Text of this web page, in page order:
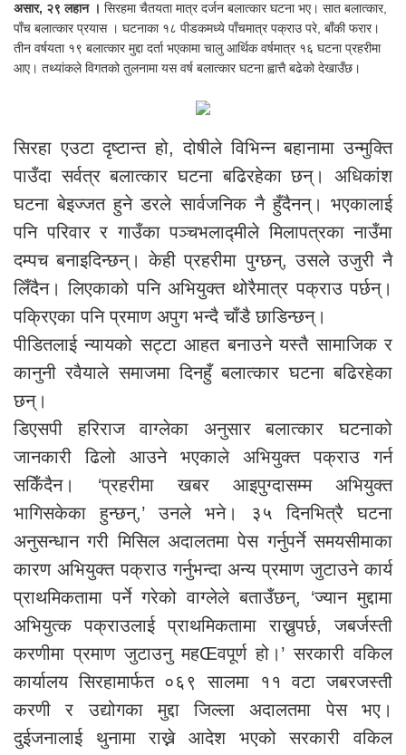
असार, २९ लहान । सिरहमा चैतयता मात्र दर्जन बलात्कार घटना भए। सात बलात्कार,
पाँच बलात्कार प्रयास । घटनाका १८ पीडकमध्ये पाँचमात्र पक्राउ परे, बाँकी फरार।
तीन वर्षयता १९ बलात्कार मुद्दा दर्ता भएकामा चालु आर्थिक वर्षमात्र १६ घटना प्रहरीमा
आए। तथ्यांकले विगतको तुलनामा यस वर्ष बलात्कार घटना ह्वात्तै बढेको देखाउँछ।
सिरहा एउटा दृष्टान्त हो, दोषीले विभिन्न बहानामा उन्मुक्ति
पाउँदा सर्वत्र बलात्कार घटना बढिरहेका छन्। अधिकांश
घटना बेइज्जत हुने डरले सार्वजनिक नै हुँदैनन्। भएकालाई
पनि परिवार र गाउँका पञ्चभलाद्मीले मिलापत्रका नाउँमा
दम्पच बनाइदिन्छन्। केही प्रहरीमा पुग्छन्, उसले उजुरी नै
लिँदैन। लिएकाको पनि अभियुक्त थोरैमात्र पक्राउ पर्छन्।
पक्रिएका पनि प्रमाण अपुग भन्दै चाँडै छाडिन्छन्।
पीडितलाई न्यायको सट्टा आहत बनाउने यस्तै सामाजिक र
कानुनी रवैयाले समाजमा दिनहुँ बलात्कार घटना बढिरहेका
छन्।
डिएसपी हरिराज वाग्लेका अनुसार बलात्कार घटनाको
जानकारी ढिलो आउने भएकाले अभियुक्त पक्राउ गर्न
सकिँदैन। ‘प्रहरीमा खबर आइपुग्दासम्म अभियुक्त
भागिसकेका हुन्छन्,’ उनले भने। ३५ दिनभित्रै घटना
अनुसन्धान गरी मिसिल अदालतमा पेस गर्नुपर्ने समयसीमाका
कारण अभियुक्त पक्राउ गर्नुभन्दा अन्य प्रमाण जुटाउने कार्य
प्राथमिकतामा पर्ने गरेको वाग्लेले बताउँछन्, ‘ज्यान मुद्दामा
अभियुत्क पक्राउलाई प्राथमिकतामा राख्नुपर्छ, जबर्जस्ती
करणीमा प्रमाण जुटाउनु महŒवपूर्ण हो।’ सरकारी वकिल
कार्यालय सिरहामार्फत ०६९ सालमा ११ वटा जबरजस्ती
करणी र उद्योगका मुद्दा जिल्ला अदालतमा पेस भए।
दुईजनालाई थुनामा राख्ने आदेश भएको सरकारी वकिल